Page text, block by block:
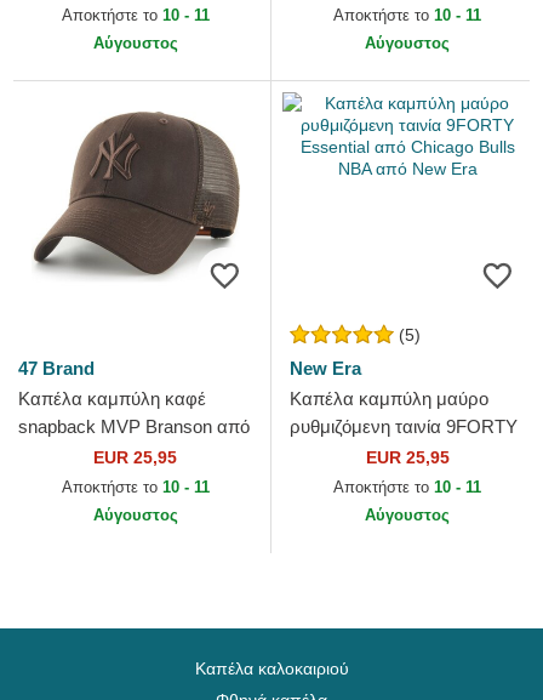
Αποκτήστε το 10 - 11
Αύγουστος
Αποκτήστε το 10 - 11
Αύγουστος
47 Brand
Καπέλα καμπύλη καφέ
snapback MVP Branson από
New York Yankees MLB από
47 Brand
EUR 25,95
Αποκτήστε το 10 - 11
Αύγουστος
(5)
New Era
Καπέλα καμπύλη μαύρο
ρυθμιζόμενη ταινία 9FORTY
Essential από Chicago Bulls
NBA από New Era
EUR 25,95
Αποκτήστε το 10 - 11
Αύγουστος
Καπέλα καλοκαιριού